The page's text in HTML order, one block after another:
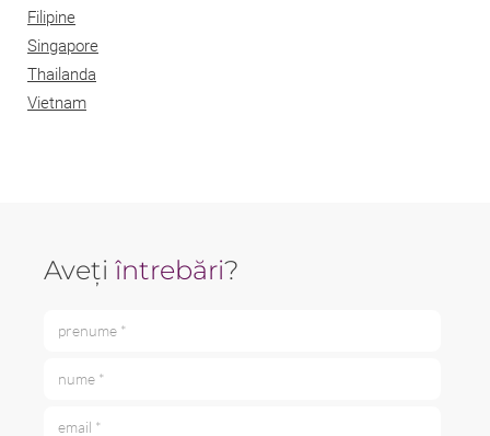
Filipine
Singapore
Thailanda
Vietnam
Aveți întrebări?